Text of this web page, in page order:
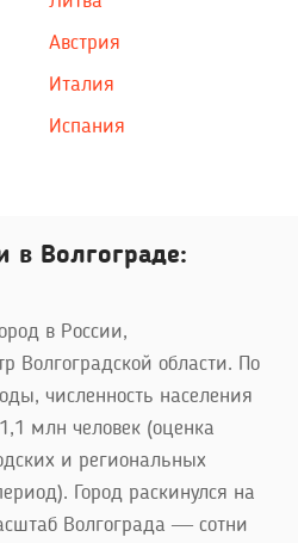
Австрия
Италия
Испания
в Волгограде:
в России,
Волгоградской области. По
численность населения
млн человек (оценка
и региональных
Город раскинулся на
Волгограда — сотни